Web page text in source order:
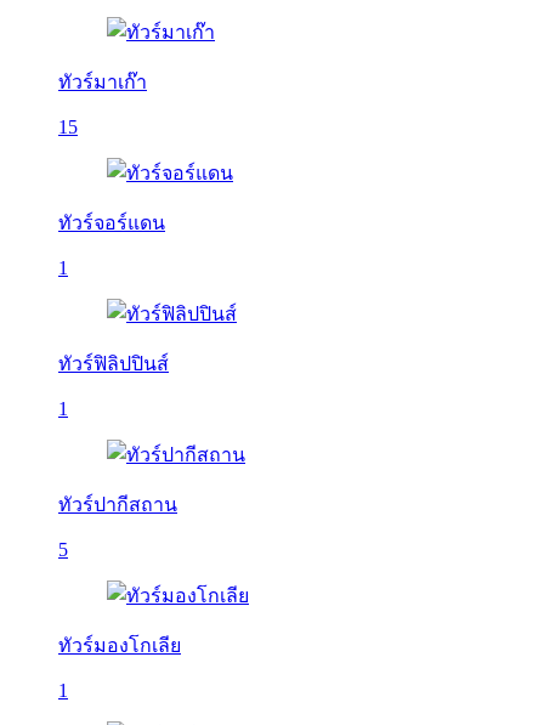
ทัวร์มาเก๊า
15
ทัวร์จอร์แดน
1
ทัวร์ฟิลิปปินส์
1
ทัวร์ปากีสถาน
5
ทัวร์มองโกเลีย
1